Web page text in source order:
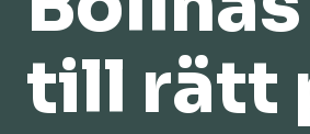
till rätt